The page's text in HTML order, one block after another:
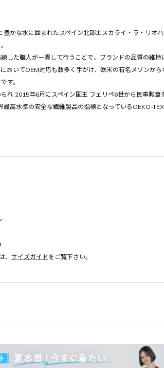
かな水に囲まれたスペイン北部エスカライ・ラ・リオ
した職人が一貫して行うことで、ブランドの品質の維持
おいてOEM対応も数多く手がけ、欧米の有名メゾンから
す。
れ 2015年6月にスペイン国王 フェリペ6世から民事勲章
高水準の安全な繊維製品の指標となっているOEKO-
、 サイズガイドをご覧下さい。